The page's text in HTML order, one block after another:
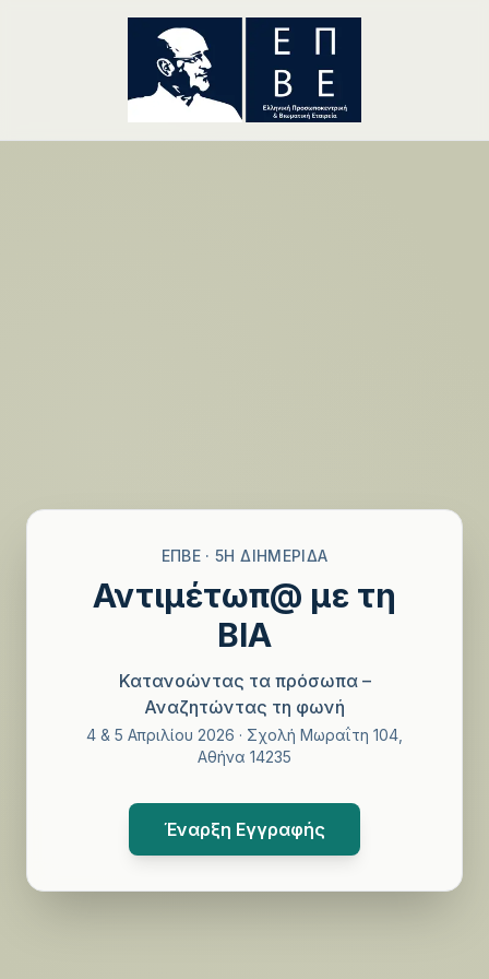
ΕΠΒΕ · 5Η ΔΙΗΜΕΡΊΔΑ
Αντιμέτωπ@ με τη
ΒΙΑ
Κατανοώντας τα πρόσωπα –
Αναζητώντας τη φωνή
4 & 5 Απριλίου 2026 · Σχολή Μωραΐτη 104,
Αθήνα 14235
Έναρξη Εγγραφής